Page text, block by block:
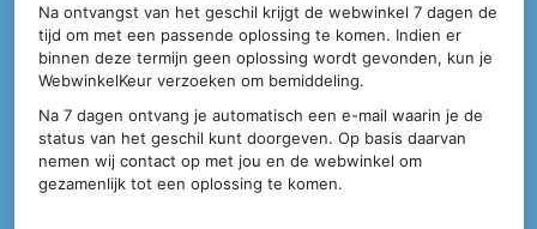
Na ontvangst van het geschil krijgt de webwinkel 7 dagen de
tijd om met een passende oplossing te komen. Indien er
binnen deze termijn geen oplossing wordt gevonden, kun je
WebwinkelKeur verzoeken om bemiddeling.
Na 7 dagen ontvang je automatisch een e-mail waarin je de
status van het geschil kunt doorgeven. Op basis daarvan
nemen wij contact op met jou en de webwinkel om
gezamenlijk tot een oplossing te komen.